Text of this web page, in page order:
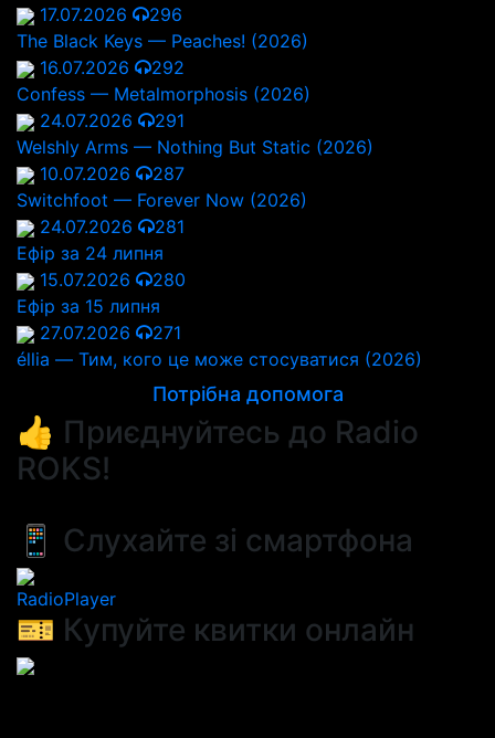
17.07.2026
296
The Black Keys — Peaches! (2026)
16.07.2026
292
Confess — Metalmorphosis (2026)
24.07.2026
291
Welshly Arms — Nothing But Static (2026)
10.07.2026
287
Switchfoot — Forever Now (2026)
24.07.2026
281
Ефір за 24 липня
15.07.2026
280
Ефір за 15 липня
27.07.2026
271
éllia — Тим, кого це може стосуватися (2026)
Потрібна допомога
👍 Приєднуйтесь до Radio
ROKS!
📱 Слухайте зі смартфона
RadioPlayer
🎫 Купуйте квитки онлайн